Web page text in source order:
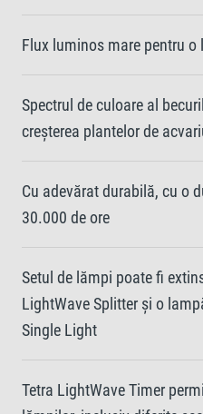
Flux luminos mare pentru
Spectrul de culoare al
creșterea plantelor de
Cu adevărat durabilă, cu o
30.000 de ore
Setul de lămpi poate fi
LightWave Splitter și o
Single Light
Tetra LightWave Timer